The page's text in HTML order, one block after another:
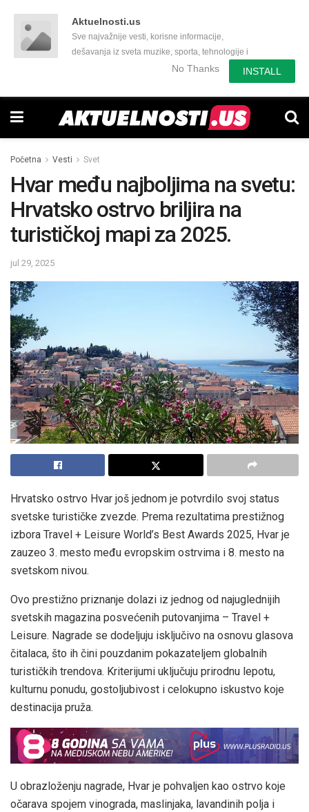
Aktuelnosti.us
Sve najvažnije vesti, korisne informacije,
dešavanja iz sveta muzike, sporta, tehnologije i
još mnogo toga zanimljivog.No Thanks INSTALL
Početna Vesti Svet
Hvar među najboljima na svetu:
Hrvatsko ostrvo briljira na
turističkoj mapi za 2025.
jul 29, 2025
Hrvatsko ostrvo Hvar još jednom je potvrdilo svoj status
svetske turističke zvezde. Prema rezultatima prestižnog
izbora Travel + Leisure World’s Best Awards 2025, Hvar je
zauzeo 3. mesto među evropskim ostrvima i 8. mesto na
svetskom nivou.
Ovo prestižno priznanje dolazi iz jednog od najuglednijih
svetskih magazina posvećenih putovanjima – Travel +
Leisure. Nagrade se dodeljuju isključivo na osnovu glasova
čitalaca, što ih čini pouzdanim pokazateljem globalnih
turističkih trendova. Kriterijumi uključuju prirodnu lepotu,
kulturnu ponudu, gostoljubivost i celokupno iskustvo koje
destinacija pruža.
U obrazloženju nagrade, Hvar je pohvaljen kao ostrvo koje
očarava spojem vinograda, maslinjaka, lavandinih polja i